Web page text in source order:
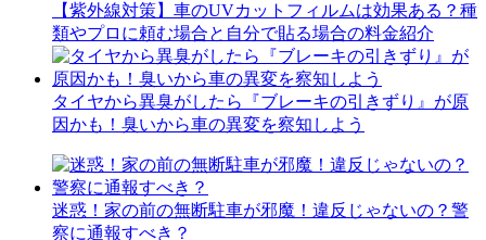
【紫外線対策】車のUVカットフィルムは効果ある？種
類やプロに頼む場合と自分で貼る場合の料金紹介
タイヤから異臭がしたら『ブレーキの引きずり』が原
因かも！臭いから車の異変を察知しよう
迷惑！家の前の無断駐車が邪魔！違反じゃないの？警
察に通報すべき？